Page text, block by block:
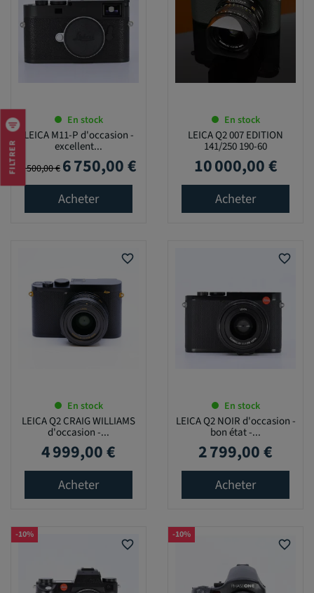
FILTRER
En stock
LEICA M11-P d'occasion -
excellent...
Prix de base
7 500,00 € Prix
6 750,00 €
Acheter
En stock
LEICA Q2 007 EDITION
141/250 190-60
Prix
10 000,00 €
Acheter
favorite_border
En stock
LEICA Q2 CRAIG WILLIAMS
d'occasion -...
Prix
4 999,00 €
Acheter
favorite_border
En stock
LEICA Q2 NOIR d'occasion -
bon état -...
Prix
2 799,00 €
Acheter
favorite_border
-10%
favorite_border
-10%